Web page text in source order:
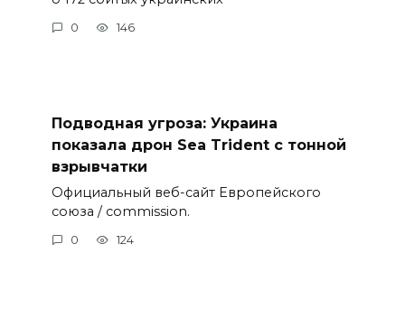
0 146
Подводная угроза: Украина
показала дрон Sea Trident с тонной
взрывчатки
Официальный веб-сайт Европейского
союза / commission.
0 124